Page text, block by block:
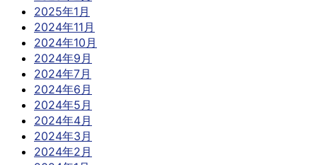
2025年1月
2024年11月
2024年10月
2024年9月
2024年7月
2024年6月
2024年5月
2024年4月
2024年3月
2024年2月